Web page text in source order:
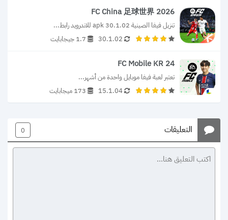
FC China 足球世界 2026
تنزيل فيفا الصينية 30.1.02 apk للاندرويد رابط...
30.1.02
1.7 جيجابايت
FC Mobile KR 24
تعتبر لعبة فيفا موبايل واحدة من أشهر...
15.1.04
173 ميجابايت
التعليقات 0